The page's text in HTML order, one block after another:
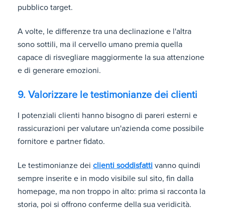
pubblico target.
A volte, le differenze tra una declinazione e l'altra
sono sottili, ma il cervello umano premia quella
capace di risvegliare maggiormente la sua attenzione
e di generare emozioni.
9. Valorizzare le testimonianze dei clienti
I potenziali clienti hanno bisogno di pareri esterni e
rassicurazioni per valutare un'azienda come possibile
fornitore e partner fidato.
Le testimonianze dei clienti soddisfatti vanno quindi
sempre inserite e in modo visibile sul sito, fin dalla
homepage, ma non troppo in alto: prima si racconta la
storia, poi si offrono conferme della sua veridicità.